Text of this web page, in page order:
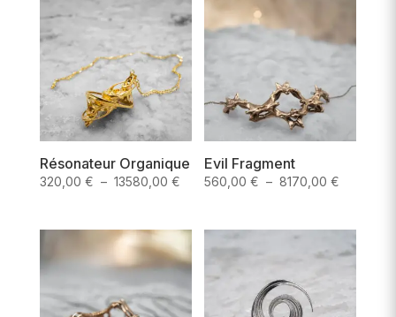
310,00 €
5150,00 €
Résonateur Organique
320,00 € – 13580,00 €Plage
prix :
320,00 €
à
Evil Fragment
560,00€ – 8170,00€
prix :
560,00 €